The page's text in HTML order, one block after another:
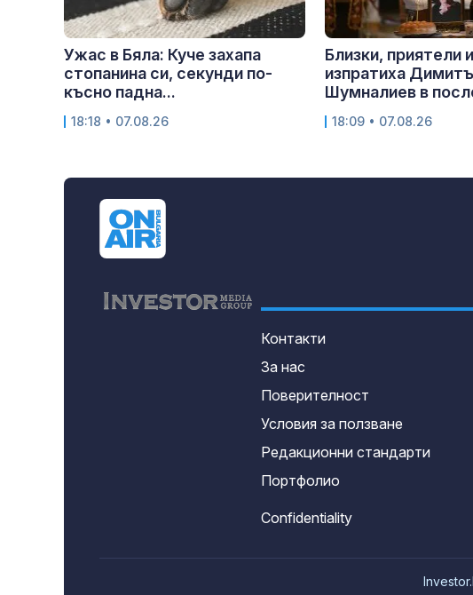
Ужас в Бяла: Куче захапа
стопанина си, секунди по-
късно падна...
18:18 • 07.08.26
Близки, приятели
изпратиха
Шумналиев в
18:09 • 07.08.26
Контакти
За нас
Поверителност
Условия за ползване
Редакционни стандарти
Портфолио
Confidentiality